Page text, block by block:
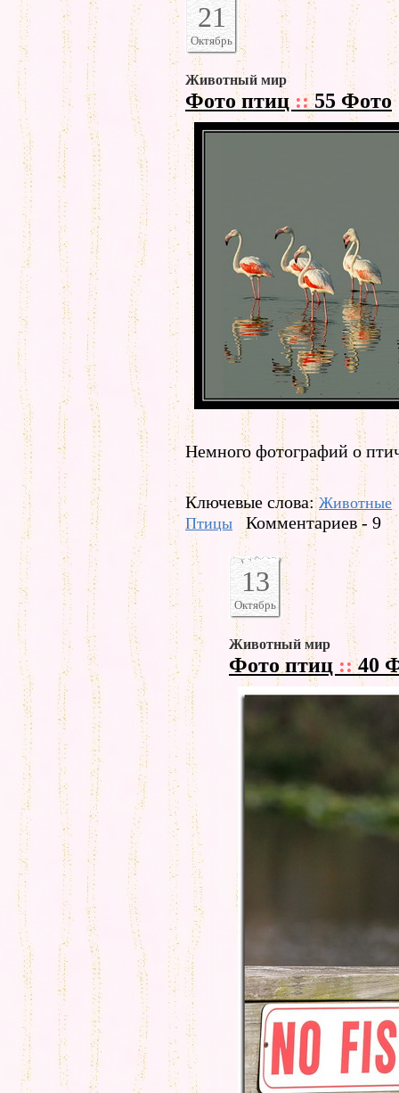
21
Октябрь
Животный мир
Фото птиц ::55 Фото
Немного фотографий о
Ключевые слова:Животные
Птицы
Комментариев - 9
13
Октябрь
Животный мир
Фото птиц ::40